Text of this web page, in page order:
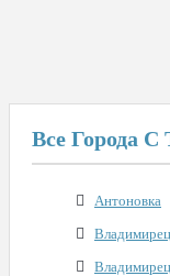
Все Города
Антоновка
Владимирец